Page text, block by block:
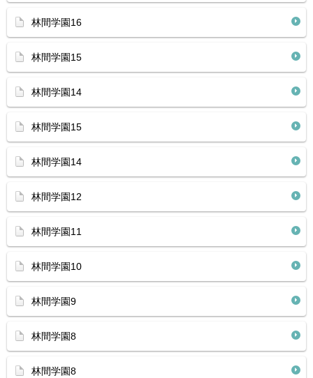
林間学園16
林間学園15
林間学園14
林間学園15
林間学園14
林間学園12
林間学園11
林間学園10
林間学園9
林間学園8
林間学園8